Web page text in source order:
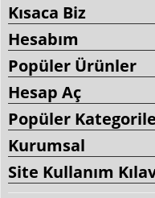
Kısaca Biz
Hesabım
Popüler Ürünler
Hesap Aç
Popüler
Kurumsal
Site Kullanım